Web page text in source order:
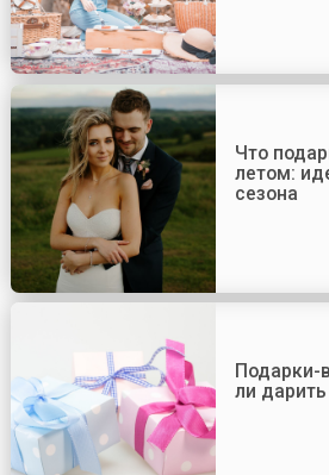
Что
летом:
сезона
Подарки-
ли